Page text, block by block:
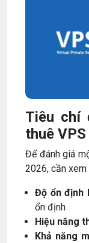
Tiêu chí
thuê
Để đánh giá
2026, cần
Độ ổn định
ổn định
Hiệu năng
Khả năng